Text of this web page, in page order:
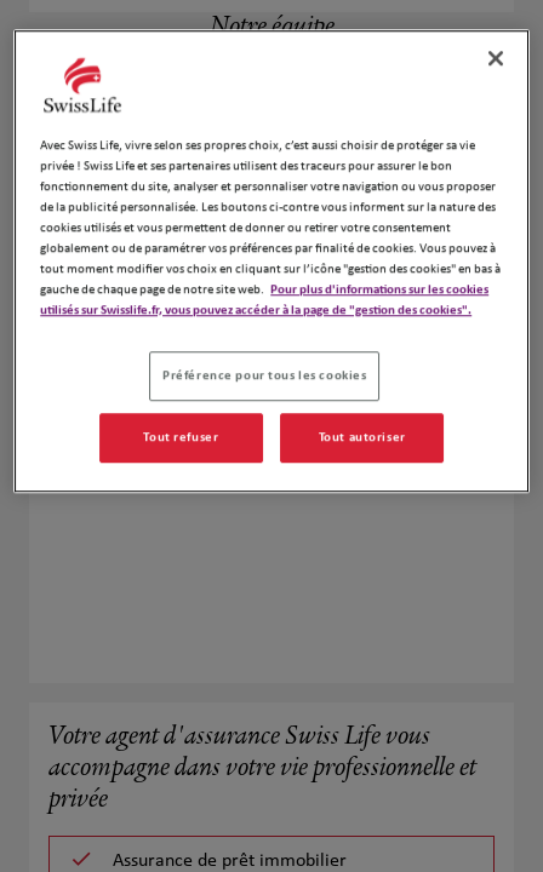
Notre équipe
Delaunay Anthony
N° Orias : 22006476 -
www.orias.fr
06 30 96 26 58
Votre agent d'assurance Swiss Life vous
accompagne dans votre vie professionnelle et
privée
Assurance de prêt immobilier
Avec Swiss Life, vivre selon ses propres choix, c’est aussi choisir de protéger sa vie
privée ! Swiss Life et ses partenaires utilisent des traceurs pour assurer le bon
fonctionnement du site, analyser et personnaliser votre navigation ou vous proposer
de la publicité personnalisée. Les boutons ci-contre vous informent sur la nature des
cookies utilisés et vous permettent de donner ou retirer votre consentement
globalement ou de paramétrer vos préférences par finalité de cookies. Vous pouvez à
tout moment modifier vos choix en cliquant sur l’icône "gestion des cookies" en bas à
gauche de chaque page de notre site web. Pour plus d'informations sur les cookies
utilisés sur Swisslife.fr, vous pouvez accéder à la page de "gestion des cookies".
Préférence pour tous les cookies
Tout refuser Tout autoriser